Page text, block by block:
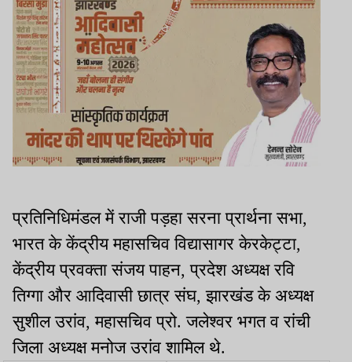
प्रतिनिधिमंडल में राजी पड़हा सरना प्रार्थना सभा,
भारत के केंद्रीय महासचिव विद्यासागर केरकेट्टा,
केंद्रीय प्रवक्ता संजय पाहन, प्रदेश अध्यक्ष रवि
तिग्गा और आदिवासी छात्र संघ, झारखंड के अध्यक्ष
सुशील उरांव, महासचिव प्रो. जलेश्वर भगत व रांची
जिला अध्यक्ष मनोज उरांव शामिल थे.